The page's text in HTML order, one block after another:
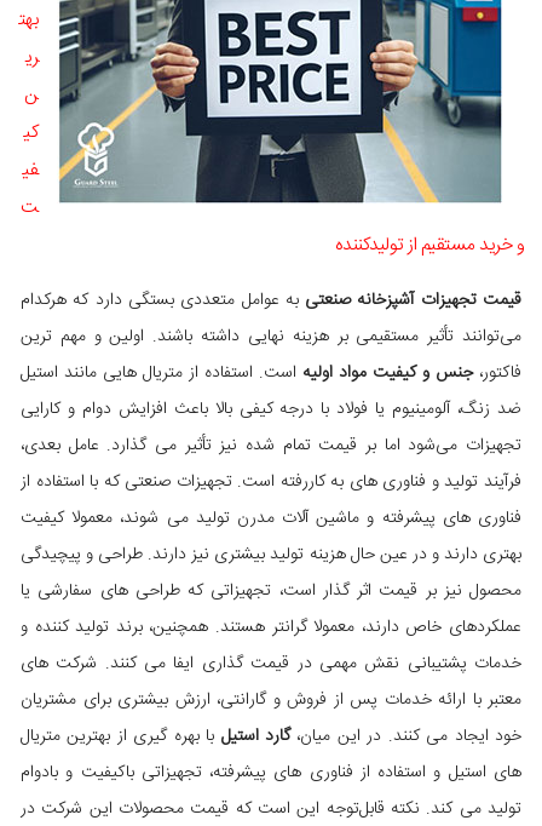
بهت
ری
ن
کی
فی
ت
و خرید مستقیم از تولیدکننده
قیمت تجهیزات آشپزخانه صنعتی به عوامل متعددی بستگی دارد که هرکدام
می‌توانند تأثیر مستقیمی بر هزینه نهایی داشته باشند. اولین و مهم‌ ترین
فاکتور،جنس و کیفیت مواد اولیه است. استفاده از متریال‌ هایی مانند استیل
ضد زنگ، آلومینیوم یا فولاد با درجه کیفی بالا باعث افزایش دوام و کارایی
تجهیزات می‌شود اما بر قیمت تمام‌ شده نیز تأثیر می‌ گذارد. عامل بعدی،
فرآیند تولید و فناوری‌ های به‌ کاررفته است. تجهیزات صنعتی که با استفاده از
فناوری‌ های پیشرفته و ماشین‌ آلات مدرن تولید می‌ شوند، معمولا کیفیت
بهتری دارند و در عین حال هزینه تولید بیشتری نیز دارند. طراحی و پیچیدگی
محصول نیز بر قیمت اثر گذار است، تجهیزاتی که طراحی‌ های سفارشی یا
عملکردهای خاص دارند، معمولا گرانتر هستند. همچنین، برند تولید کننده و
خدمات پشتیبانی نقش مهمی در قیمت‌ گذاری ایفا می‌ کنند. شرکت‌ های
معتبر با ارائه خدمات پس از فروش و گارانتی، ارزش بیشتری برای مشتریان
خود ایجاد می‌ کنند. در این میان،گارد استیل با بهره‌ گیری از بهترین متریال‌
های استیل و استفاده از فناوری‌ های پیشرفته، تجهیزاتی باکیفیت و بادوام
تولید می‌ کند. نکته قابل‌توجه این است که قیمت محصولات این شرکت در